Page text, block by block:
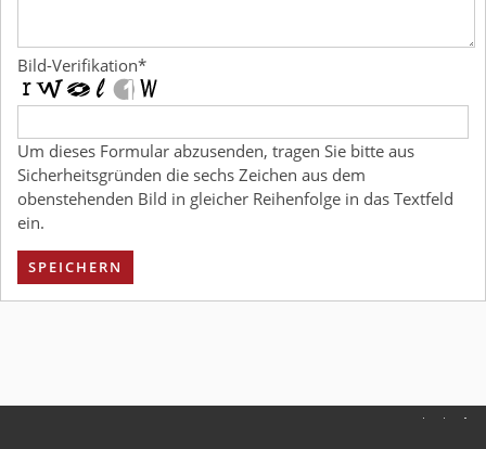
Bild-Verifikation*
Um dieses Formular abzusenden, tragen Sie bitte aus
Sicherheitsgründen die sechs Zeichen aus dem
obenstehenden Bild in gleicher Reihenfolge in das Textfeld
ein.
SPEICHERN